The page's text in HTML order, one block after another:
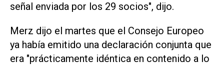
señal enviada por los 29 socios", dijo.
Merz dijo el martes que el Consejo Europeo
ya había emitido una declaración conjunta que
era "prácticamente idéntica en contenido a lo